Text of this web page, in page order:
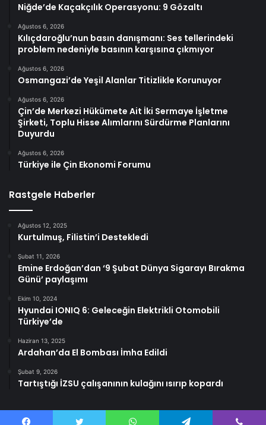
Niğde’de Kaçakçılık Operasyonu: 9 Gözaltı
Ağustos 6, 2026
Kılıçdaroğlu’nun basın danışmanı: Ses tellerindeki
problem nedeniyle basının karşısına çıkmıyor
Ağustos 6, 2026
Osmangazi’de Yeşil Alanlar Titizlikle Korunuyor
Ağustos 6, 2026
Çin’de Merkezi Hükümete Ait İki Sermaye İşletme
Şirketi, Toplu Hisse Alımlarını Sürdürme Planlarını
Duyurdu
Ağustos 6, 2026
Türkiye ile Çin Ekonomi Forumu
Rastgele Haberler
Ağustos 12, 2025
Kurtulmuş, Filistin’i Destekledi
Şubat 11, 2026
Emine Erdoğan’dan ‘9 Şubat Dünya Sigarayı Bırakma
Günü’ paylaşımı
Ekim 10, 2024
Hyundai IONIQ 6: Geleceğin Elektrikli Otomobili
Türkiye’de
Haziran 13, 2025
Ardahan’da El Bombası İmha Edildi
Şubat 9, 2026
Tartıştığı İZSU çalışanının kulağını ısırıp kopardı